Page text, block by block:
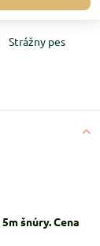
Strážny pes
šnúry. Cena